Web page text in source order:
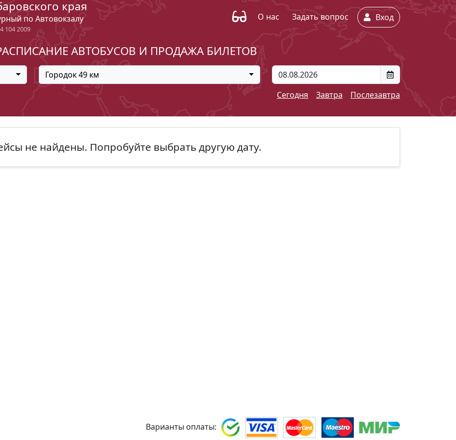
края
по Автовокзалу
104 2009
О нас Задать вопрос Вход
АВТОБУСОВ И ПРОДАЖА БИЛЕТОВ
Городок 49 км
Сегодня
Завтра Послезавтра
не найдены. Попробуйте выбрать другую дату.
Варианты оплаты: